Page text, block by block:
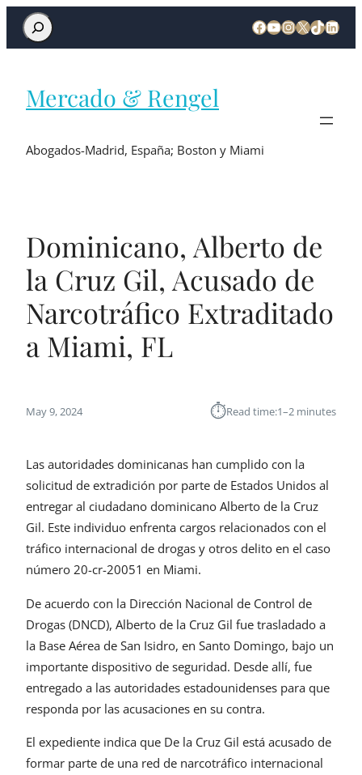
Mercado & Rengel
Abogados-Madrid, España; Boston y Miami
Dominicano, Alberto de
la Cruz Gil, Acusado de
Narcotráfico Extraditado
a Miami, FL
May 9, 2024 ⏱︎Read time:1–2 minutes
Las autoridades dominicanas han cumplido con la
solicitud de extradición por parte de Estados Unidos al
entregar al ciudadano dominicano Alberto de la Cruz
Gil. Este individuo enfrenta cargos relacionados con el
tráfico internacional de drogas y otros delito en el caso
número 20-cr-20051 en Miami.
De acuerdo con la Dirección Nacional de Control de
Drogas (DNCD), Alberto de la Cruz Gil fue trasladado a
la Base Aérea de San Isidro, en Santo Domingo, bajo un
importante dispositivo de seguridad. Desde allí, fue
entregado a las autoridades estadounidenses para que
responda por las acusaciones en su contra.
El expediente indica que De la Cruz Gil está acusado de
formar parte de una red de narcotráfico internacional